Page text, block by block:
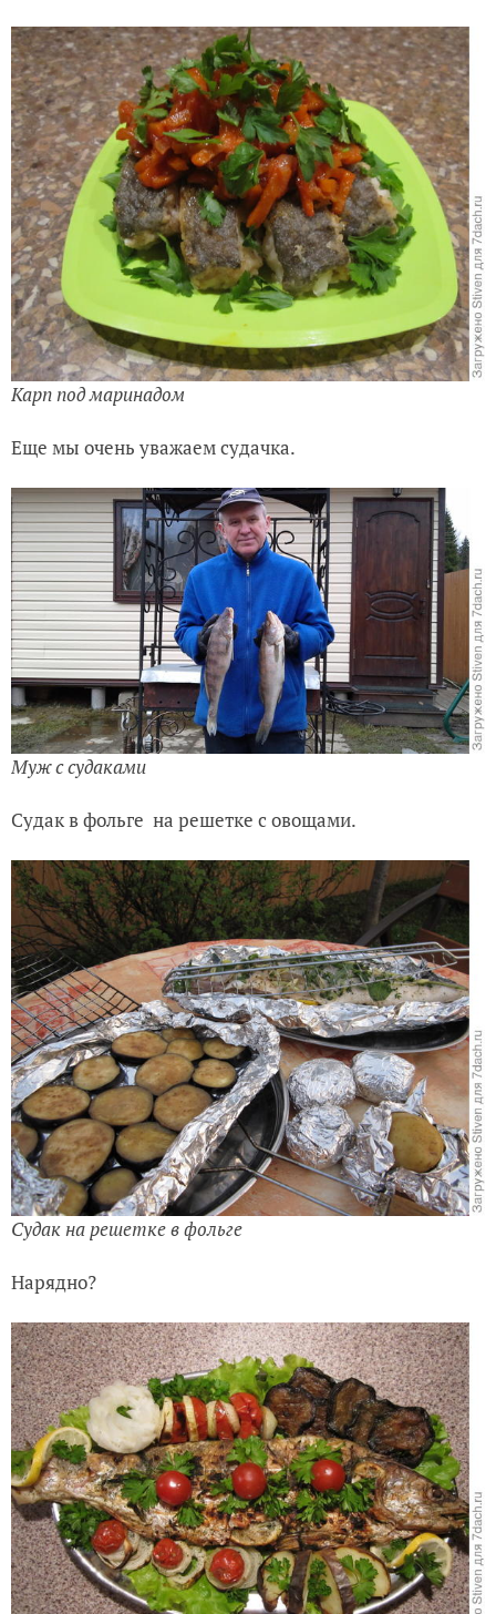
Карп под маринадом
Еще мы очень уважаем судачка.
Муж с судаками
Судак в фольге на решетке с овощами.
Судак на решетке в фольге
Нарядно?